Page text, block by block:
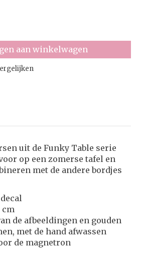
aan winkelwagen
uit de Funky Table serie
op een zomerse tafel en
met de andere bordjes
cm
de afbeeldingen en gouden
met de hand afwassen
de magnetron